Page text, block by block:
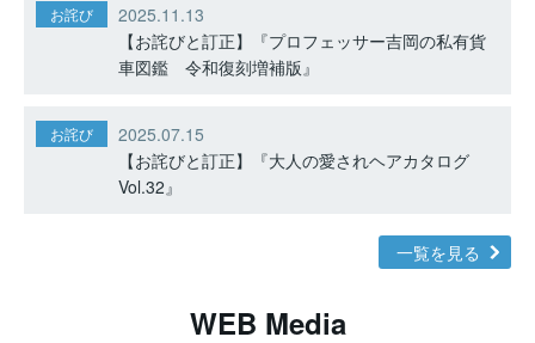
お詫び
2025.11.13
【お詫びと訂正】『プロフェッサー吉岡の私有貨
車図鑑 令和復刻増補版』
お詫び
2025.07.15
【お詫びと訂正】『大人の愛されヘアカタログ
Vol.32』
一覧を見る
WEB Media